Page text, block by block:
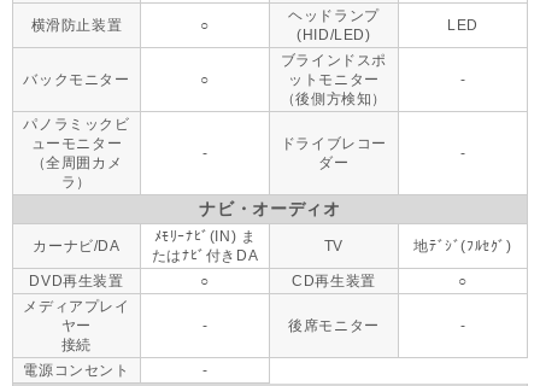
横滑防止装置 ○
ヘッドランプ
(HID/LED)
LED
バックモニター ○
ブラインドスポ
ットモニター
（後側方検知）
-
パノラミックビ
ューモニター
（全周囲カメ
ラ）
-
ドライブレコー
ダー
-
ナビ・オーディオ
カーナビ/DA
ﾒﾓﾘｰﾅﾋﾞ(IN) ま
たはﾅﾋﾞ付きDA
TV 地ﾃﾞｼﾞ(ﾌﾙｾｸﾞ)
DVD再生装置 ○ CD再生装置
○
メディアプレイ
ヤー
接続
- 後席モニター -
電源コンセント -